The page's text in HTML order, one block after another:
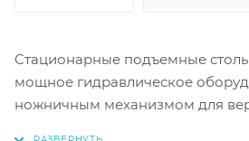
Стационарные подъемные
мощное гидравлическое
ножничным механизмом для